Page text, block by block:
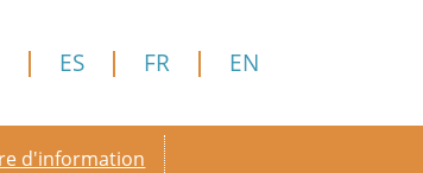
ES FR EN
d'information